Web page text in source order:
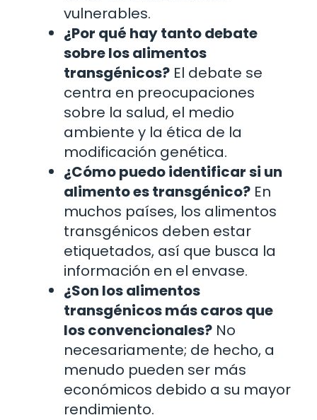
vulnerables.
¿Por qué hay tanto debate
sobre los alimentos
transgénicos? El debate se
centra en preocupaciones
sobre la salud, el medio
ambiente y la ética de la
modificación genética.
¿Cómo puedo identificar si un
alimento es transgénico? En
muchos países, los alimentos
transgénicos deben estar
etiquetados, así que busca la
información en el envase.
¿Son los alimentos
transgénicos más caros que
los convencionales? No
necesariamente; de hecho, a
menudo pueden ser más
económicos debido a su mayor
rendimiento.